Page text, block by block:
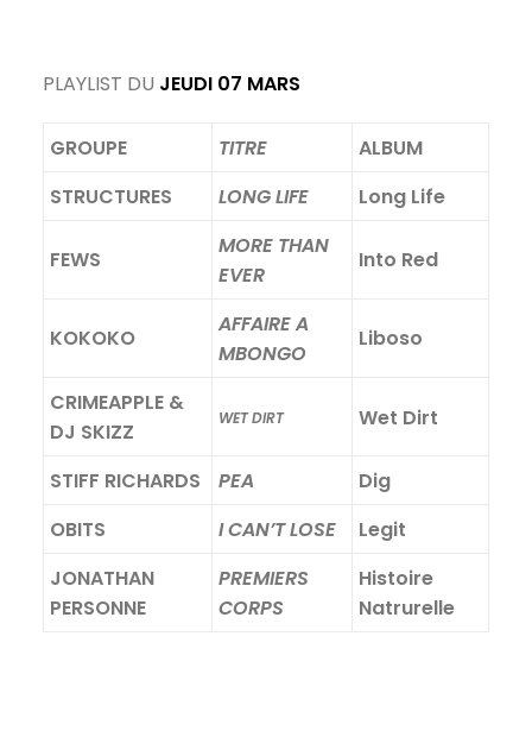
PLAYLIST DU JEUDI 07 MARS
GROUPE TITRE
ALBUM
STRUCTURES
LONG LIFE Long Life
FEWS
MORE THAN
EVER
Into Red
KOKOKO
AFFAIRE A
MBONGO
Liboso
CRIMEAPPLE &
DJ SKIZZ
WET DIRT Wet Dirt
STIFF RICHARDS PEA
Dig
OBITS
I CAN’T LOSE
Legit
JONATHAN
PERSONNE
PREMIERS
CORPS
Histoire
Natrurelle